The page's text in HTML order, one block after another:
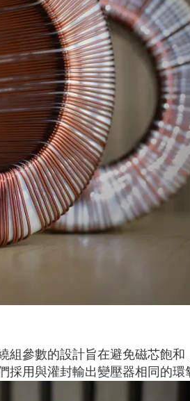
參數的設計旨在避免磁芯飽和
用與灌封輸出變壓器相同的環